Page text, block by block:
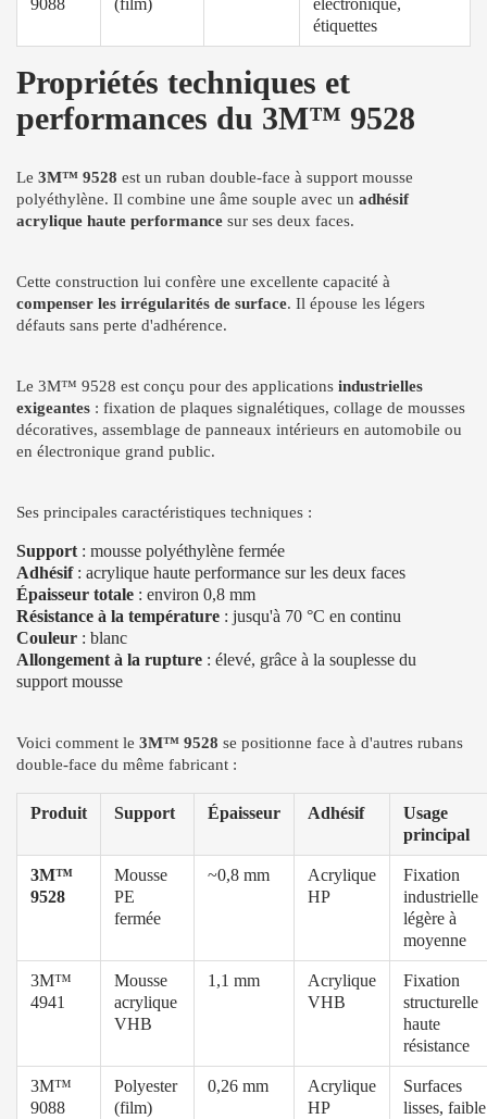
9088 (film)
électronique,
étiquettes
Propriétés techniques et
performances du 3M™ 9528
Le 3M™ 9528 est un ruban double-face à support mousse
polyéthylène. Il combine une âme souple avec un adhésif
acrylique haute performance sur ses deux faces.
Cette construction lui confère une excellente capacité à
compenser les irrégularités de surface. Il épouse les légers
défauts sans perte d'adhérence.
Le 3M™ 9528 est conçu pour des applications industrielles
exigeantes : fixation de plaques signalétiques, collage de mousses
décoratives, assemblage de panneaux intérieurs en automobile ou
en électronique grand public.
Ses principales caractéristiques techniques :
Support : mousse polyéthylène fermée
Adhésif: acrylique haute performance sur les deux faces
Épaisseur totale : environ 0,8 mm
Résistance à la température : jusqu'à 70 °C en continu
Couleur : blanc
Allongement à la rupture : élevé, grâce à la souplesse du
support mousse
Voici comment le 3M™ 9528 se positionne face à d'autres rubans
double-face du même fabricant :
Produit Support Épaisseur Adhésif
Usage
principal
3M™
9528
Mousse
PE
fermée
~0,8 mm
Acrylique
HP
Fixation
industrielle
légère à
moyenne
3M™
4941
Mousse
acrylique
VHB
1,1 mm
Acrylique
VHB
Fixation
structurelle
haute
résistance
3M™
9088
Polyester
(film)
0,26 mm
Acrylique
HP
Surfaces
lisses, faible